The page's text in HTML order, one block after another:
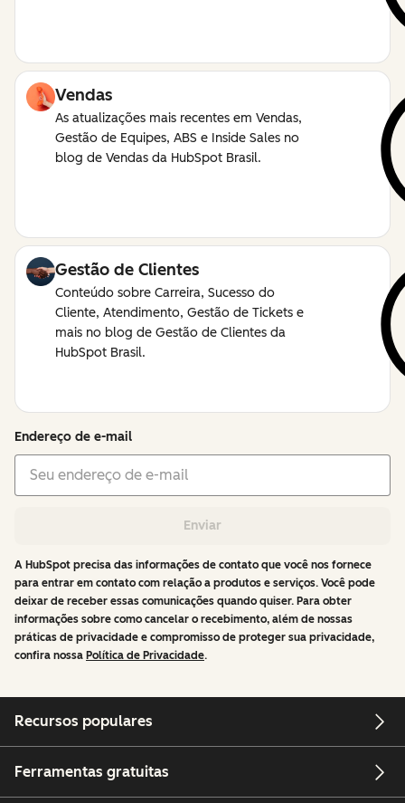
Vendas
As atualizações mais recentes em Vendas,
Gestão de Equipes, ABS e Inside Sales no
blog de Vendas da HubSpot Brasil.
Gestão de Clientes
Conteúdo sobre Carreira, Sucesso do
Cliente, Atendimento, Gestão de Tickets e
mais no blog de Gestão de Clientes da
HubSpot Brasil.
Endereço de e-mail
Enviar
A HubSpot precisa das informações de contato que você nos fornece
para entrar em contato com relação a produtos e serviços. Você pode
deixar de receber essas comunicações quando quiser. Para obter
informações sobre como cancelar o recebimento, além de nossas
práticas de privacidade e compromisso de proteger sua privacidade,
confira nossa Política de Privacidade.
Recursos populares
Ferramentas gratuitas